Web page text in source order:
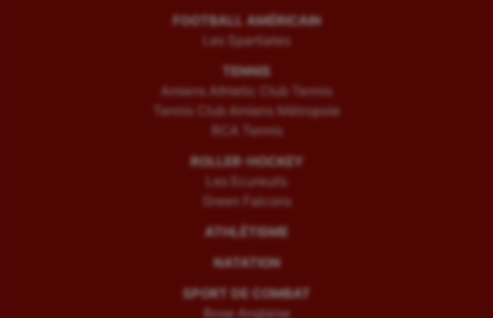
FOOTBALL AMÉRICAIN
Les Spartiates
TENNIS
Amiens Athletic Club Tennis
Tennis Club Amiens Métropole
RCA Tennis
ROLLER-HOCKEY
Les Ecureuils
Green Falcons
ATHLÉTISME
NATATION
SPORT DE COMBAT
Boxe Anglaise